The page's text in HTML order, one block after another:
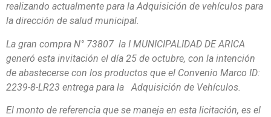
realizando actualmente para la Adquisición de vehículos para
la dirección de salud municipal.
La gran compra N° 73807 la I MUNICIPALIDAD DE ARICA
generó esta invitación el día 25 de octubre, con la intención
de abastecerse con los productos que el Convenio Marco ID:
2239-8-LR23 entrega para la Adquisición de Vehículos.
El monto de referencia que se maneja en esta licitación, es el